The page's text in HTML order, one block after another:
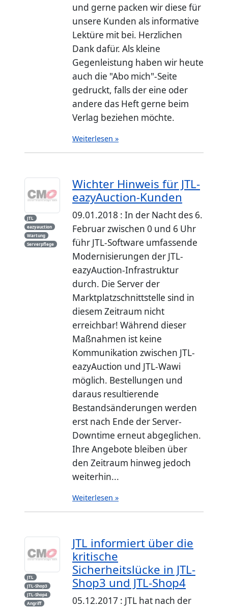
und gerne packen wir diese für
unsere Kunden als informative
Lektüre mit bei. Herzlichen
Dank dafür. Als kleine
Gegenleistung haben wir heute
auch die "Abo mich"-Seite
gedruckt, falls der eine oder
andere das Heft gerne beim
Verlag beziehen möchte.
Weiterlesen »
JTL
eazyauction
Wartung
Serverpflege
Wichter Hinweis für JTL-
eazyAuction-Kunden
09.01.2018 : In der Nacht des 6.
Februar zwischen 0 und 6 Uhr
führ JTL-Software umfassende
Modernisierungen der JTL-
eazyAuction-Infrastruktur
durch. Die Server der
Marktplatzschnittstelle sind in
diesem Zeitraum nicht
erreichbar! Während dieser
Maßnahmen ist keine
Kommunikation zwischen JTL-
eazyAuction und JTL-Wawi
möglich. Bestellungen und
daraus resultierende
Bestandsänderungen werden
erst nach Ende der Server-
Downtime erneut abgeglichen.
Ihre Angebote bleiben über
den Zeitraum hinweg jedoch
weiterhin...
Weiterlesen »
JTL
JTL-Shop3
JTL-Shop4
Angriff
JTL informiert über die
kritische
Sicherheitslücke in JTL-
Shop3 und JTL-Shop4
05.12.2017 : JTL hat nach der